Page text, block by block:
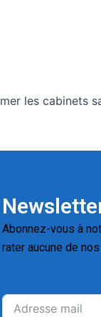
Abonnez-vous à
rater aucune de